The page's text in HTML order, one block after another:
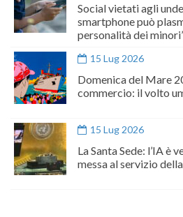
Social vietati agli
smartphone può
personalità dei
15 Lug 2026
Domenica del Mare
commercio: il volto
15 Lug 2026
La Santa Sede: l’IA è
messa al servizio